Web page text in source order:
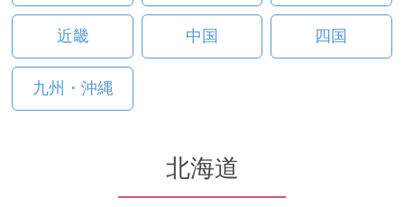
近畿 中国 四国
九州・沖縄
北海道